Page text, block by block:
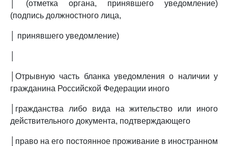
│ (отметка органа, принявшего уведомление)
(подпись должностного лица,
│ принявшего уведомление)
│Отрывную часть бланка уведомления о наличии у
гражданина Российской Федерации иного
│гражданства либо вида на жительство или иного
действительного документа, подтверждающего
│право на его постоянное проживание в иностранном